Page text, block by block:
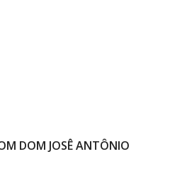
DOM JOSÊ ANTÔNIO